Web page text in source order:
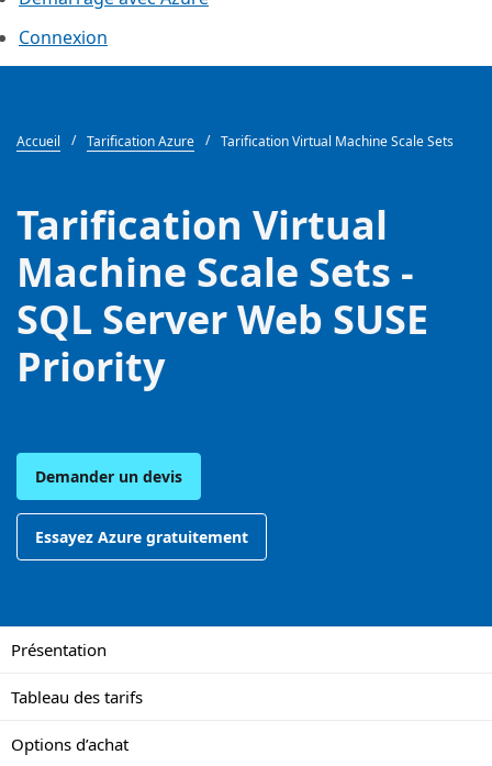
Connexion
Accueil Tarification Azure Tarification Virtual Machine Scale Sets
Tarification Virtual
Machine Scale Sets -
SQL Server Web SUSE
Priority
Demander un devis
Essayez Azure gratuitement
Présentation
Tableau des tarifs
Options d’achat